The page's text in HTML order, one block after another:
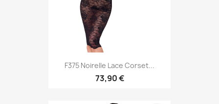
F375 Noirelle Lace Corset...
73,90 €